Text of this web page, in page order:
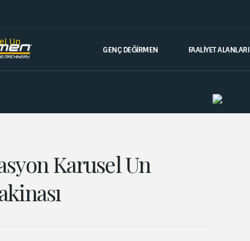
GENÇ DEĞIRMEN FAALİYET ALANLARI
Karusel Un